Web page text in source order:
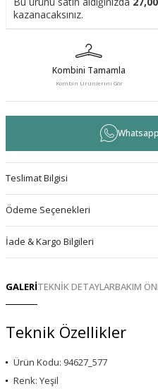
GALERİTEKNİK DETAYLARBAKIM
Teknik Özellikler
Ürün Kodu: 94627_577
Renk: Yeşil
kazanacaksınız.
Kombini Tamamla
Kombin Ürünlerini Gör
Teslimat Bilgisi
Ödeme Seçenekleri
İade & Kargo Bilgileri